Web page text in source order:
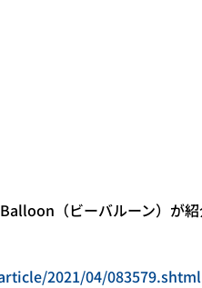
（ビーバルーン）が紹
2021/04/083579.shtml